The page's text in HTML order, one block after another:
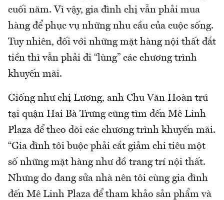
cuối năm. Vì vậy, gia đình chị vẫn phải mua
hàng để phục vụ những nhu cầu của cuộc sống.
Tuy nhiên, đối với những mặt hàng nội thất đắt
tiền thì vẫn phải đi “lùng” các chương trình
khuyến mãi.
Giống như chị Lương, anh Chu Văn Hoàn trú
tại quận Hai Bà Trưng cũng tìm đến Mê Linh
Plaza để theo dõi các chương trình khuyến mãi.
“Gia đình tôi buộc phải cắt giảm chi tiêu một
số những mặt hàng như đồ trang trí nội thất.
Nhưng do đang sửa nhà nên tôi cùng gia đình
đến Mê Linh Plaza để tham khảo sản phẩm và